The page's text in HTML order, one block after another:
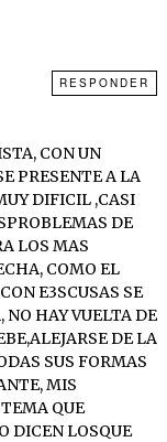
CON UN
PRESENTE A LA
DIFICIL ,CASI
DE
LOS MAS
COMO EL
E3SCUSAS SE
NO HAY VUELTA DE
DE LA
SUS FORMAS
MIS
QUE
DICEN LOSQUE
RESPONDER